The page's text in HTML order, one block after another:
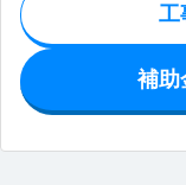
工
補助